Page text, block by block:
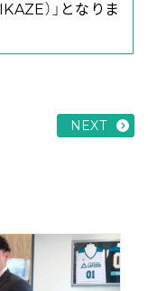
）」となりま
NEXT